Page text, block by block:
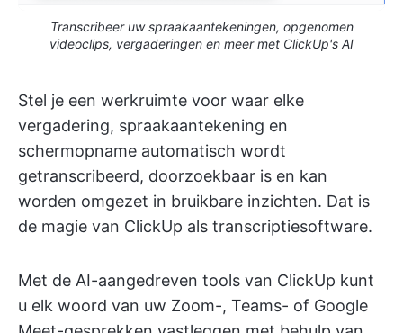
Transcribeer uw spraakaantekeningen, opgenomen
videoclips, vergaderingen en meer met ClickUp's AI
Stel je een werkruimte voor waar elke
vergadering, spraakaantekening en
schermopname automatisch wordt
getranscribeerd, doorzoekbaar is en kan
worden omgezet in bruikbare inzichten. Dat is
de magie van ClickUp als transcriptiesoftware.
Met de AI-aangedreven tools van ClickUp kunt
u elk woord van uw Zoom-, Teams- of Google